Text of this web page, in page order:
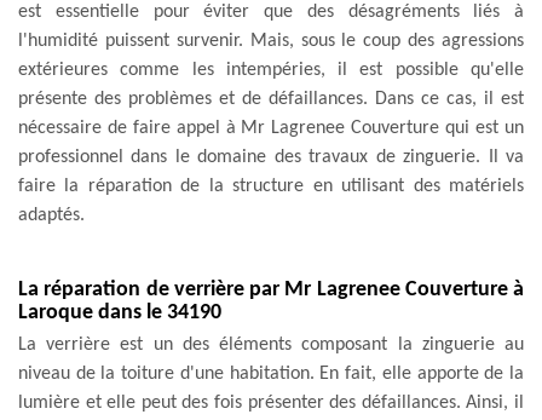
est essentielle pour éviter que des désagréments liés à
l'humidité puissent survenir. Mais, sous le coup des agressions
extérieures comme les intempéries, il est possible qu'elle
présente des problèmes et de défaillances. Dans ce cas, il est
nécessaire de faire appel à Mr Lagrenee Couverture qui est un
professionnel dans le domaine des travaux de zinguerie. Il va
faire la réparation de la structure en utilisant des matériels
adaptés.
La réparation de verrière par Mr Lagrenee Couverture à
Laroque dans le 34190
La verrière est un des éléments composant la zinguerie au
niveau de la toiture d'une habitation. En fait, elle apporte de la
lumière et elle peut des fois présenter des défaillances. Ainsi, il